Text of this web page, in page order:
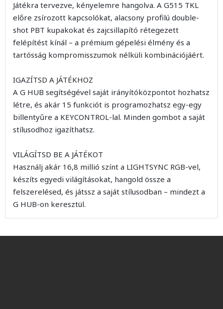
Játékra tervezve, kényelemre hangolva. A G515 TKL
előre zsírozott kapcsolókat, alacsony profilú double-
shot PBT kupakokat és zajcsillapító rétegezett
felépítést kínál – a prémium gépelési élmény és a
tartósság kompromisszumok nélküli kombinációjáért.
IGAZÍTSD A JÁTÉKHOZ
A G HUB segítségével saját irányítóközpontot hozhatsz
létre, és akár 15 funkciót is programozhatsz egy-egy
billentyűre a KEYCONTROL-lal. Minden gombot a saját
stílusodhoz igazíthatsz.
VILÁGÍTSD BE A JÁTÉKOT
Használj akár 16,8 millió színt a LIGHTSYNC RGB-vel,
készíts egyedi világításokat, hangold össze a
felszerelésed, és játssz a saját stílusodban – mindezt a
G HUB-on keresztül.